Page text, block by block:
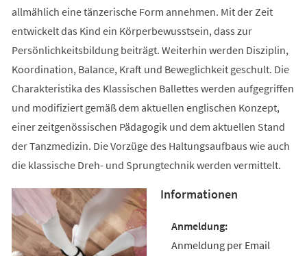
allmählich eine tänzerische Form annehmen. Mit der Zeit
entwickelt das Kind ein Körperbewusstsein, dass zur
Persönlichkeitsbildung beiträgt. Weiterhin werden Disziplin,
Koordination, Balance, Kraft und Beweglichkeit geschult. Die
Charakteristika des Klassischen Ballettes werden aufgegriffen
und modifiziert gemäß dem aktuellen englischen Konzept,
einer zeitgenössischen Pädagogik und dem aktuellen Stand
der Tanzmedizin. Die Vorzüge des Haltungsaufbaus wie auch
die klassische Dreh- und Sprungtechnik werden vermittelt.
Informationen
Anmeldung per Email